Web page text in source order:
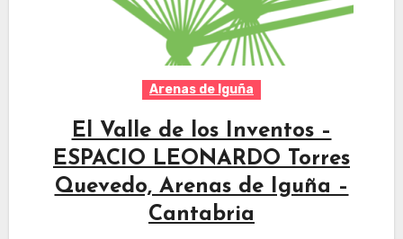
Arenas de Iguña
El Valle de los Inventos –
ESPACIO LEONARDO Torres
Quevedo, Arenas de Iguña –
Cantabria